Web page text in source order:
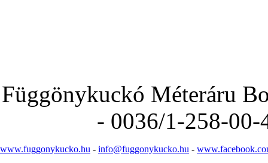
Függönykuckó Méteráru
- 0036/1-258-
www.fuggonykucko.hu - info@fuggonykucko.hu -